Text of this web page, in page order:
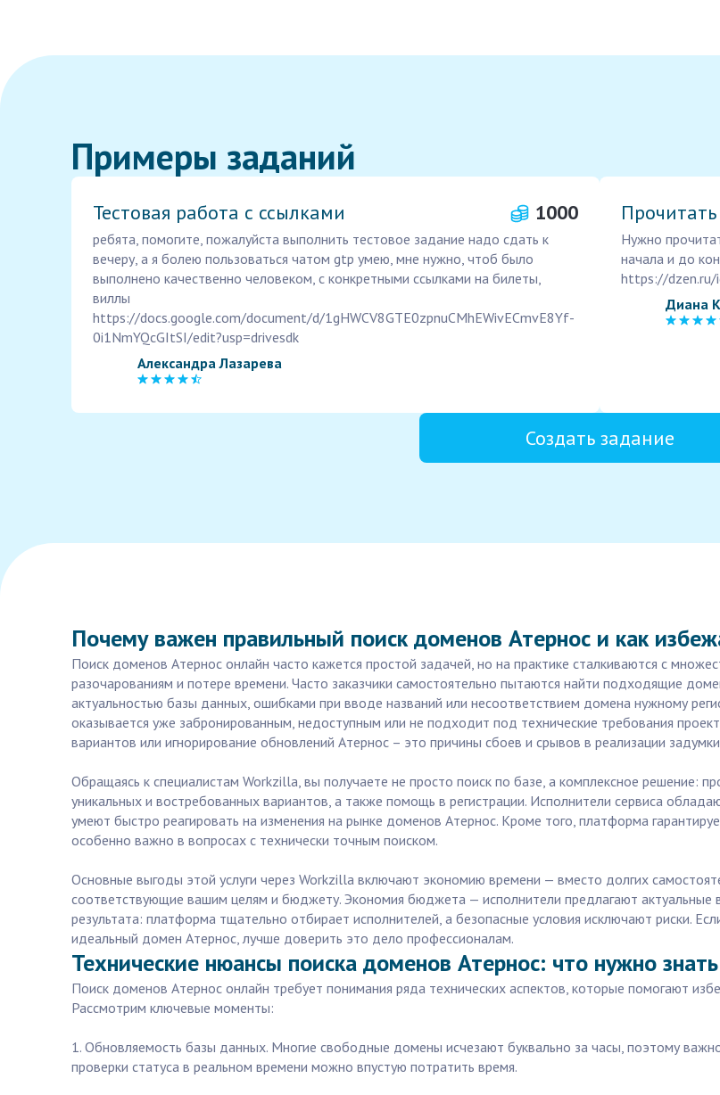
Примеры заданий
Тестовая работа с ссылками 1000
ребята, помогите, пожалуйста выполнить тестовое задание надо сдать к
вечеру, а я болею пользоваться чатом gtp умею, мне нужно, чтоб было
выполнено качественно человеком, с конкретными ссылками на билеты,
виллы
https://docs.google.com/document/d/1gHWCV8GTE0zpnuCMhEWivECmvE8Yf-
0i1NmYQcGItSI/edit?usp=drivesdk
Александра Лазарева
Нужно
начала и до
https://
Диана
Создать задание
Почему важен правильный поиск доменов Атернос и как
Поиск доменов Атернос онлайн часто кажется простой задачей, но на практике сталкиваются с
разочарованиям и потере времени. Часто заказчики самостоятельно пытаются найти подходящие
актуальностью базы данных, ошибками при вводе названий или несоответствием домена нужному
оказывается уже забронированным, недоступным или не подходит под технические требования
вариантов или игнорирование обновлений Атернос – это причины сбоев и срывов в реализации
Обращаясь к специалистам Workzilla, вы получаете не просто поиск по базе, а комплексное решение:
уникальных и востребованных вариантов, а также помощь в регистрации. Исполнители сервиса
умеют быстро реагировать на изменения на рынке доменов Атернос. Кроме того, платформа
особенно важно в вопросах с технически точным поиском.
Основные выгоды этой услуги через Workzilla включают экономию времени — вместо долгих
соответствующие вашим целям и бюджету. Экономия бюджета — исполнители предлагают актуальные
результата: платформа тщательно отбирает исполнителей, а безопасные условия исключают риски.
идеальный домен Атернос, лучше доверить это дело профессионалам.
Технические нюансы поиска доменов Атернос: что нужно
Поиск доменов Атернос онлайн требует понимания ряда технических аспектов, которые помогают
Рассмотрим ключевые моменты:
1. Обновляемость базы данных. Многие свободные домены исчезают буквально за часы, поэтому
проверки статуса в реальном времени можно впустую потратить время.